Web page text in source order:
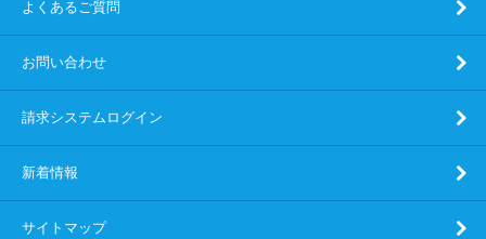
よくあるご質問
お問い合わせ
請求システムログイン
新着情報
サイトマップ